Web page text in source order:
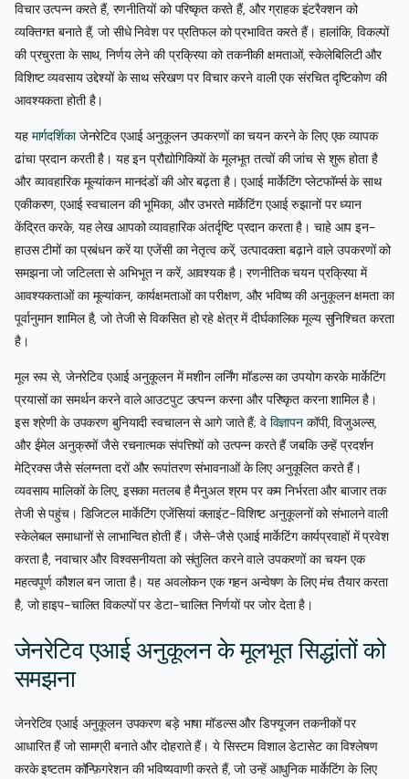
विचार उत्पन्न करते हैं, रणनीतियों को परिष्कृत करते हैं, और ग्राहक इंटरैक्शन को
व्यक्तिगत बनाते हैं, जो सीधे निवेश पर प्रतिफल को प्रभावित करते हैं। हालांकि, विकल्पों
की प्रचुरता के साथ, निर्णय लेने की प्रक्रिया को तकनीकी क्षमताओं, स्केलेबिलिटी और
विशिष्ट व्यवसाय उद्देश्यों के साथ संरेखण पर विचार करने वाली एक संरचित दृष्टिकोण की
आवश्यकता होती है।
यह मार्गदर्शिकाजेनरेटिव एआई अनुकूलन उपकरणों का चयन करने के लिए एक व्यापक
ढांचा प्रदान करती है। यह इन प्रौद्योगिकियों के मूलभूत तत्वों की जांच से शुरू होता है
और व्यावहारिक मूल्यांकन मानदंडों की ओर बढ़ता है। एआई मार्केटिंग प्लेटफॉर्म्स के साथ
एकीकरण, एआई स्वचालन की भूमिका, और उभरते मार्केटिंग एआई रुझानों पर ध्यान
केंद्रित करके, यह लेख आपको व्यावहारिक अंतर्दृष्टि प्रदान करता है। चाहे आप इन-
हाउस टीमों का प्रबंधन करें या एजेंसी का नेतृत्व करें, उत्पादकता बढ़ाने वाले उपकरणों को
समझना जो जटिलता से अभिभूत न करें, आवश्यक है। रणनीतिक चयन प्रक्रिया में
आवश्यकताओं का मूल्यांकन, कार्यक्षमताओं का परीक्षण, और भविष्य की अनुकूलन क्षमता का
पूर्वानुमान शामिल है, जो तेजी से विकसित हो रहे क्षेत्र में दीर्घकालिक मूल्य सुनिश्चित करता
है।
मूल रूप से, जेनरेटिव एआई अनुकूलन में मशीन लर्निंग मॉडल्स का उपयोग करके मार्केटिंग
प्रयासों का समर्थन करने वाले आउटपुट उत्पन्न करना और परिष्कृत करना शामिल है।
इस श्रेणी के उपकरण बुनियादी स्वचालन से आगे जाते हैं; वे विज्ञापन कॉपी, विजुअल्स,
और ईमेल अनुक्रमों जैसे रचनात्मक संपत्तियों को उत्पन्न करते हैं जबकि उन्हें प्रदर्शन
मेट्रिक्स जैसे संलग्नता दरों और रूपांतरण संभावनाओं के लिए अनुकूलित करते हैं।
व्यवसाय मालिकों के लिए, इसका मतलब है मैनुअल श्रम पर कम निर्भरता और बाजार तक
तेजी से पहुंच। डिजिटल मार्केटिंग एजेंसियां क्लाइंट-विशिष्ट अनुकूलनों को संभालने वाली
स्केलेबल समाधानों से लाभान्वित होती हैं। जैसे-जैसे एआई मार्केटिंग कार्यप्रवाहों में प्रवेश
करता है, नवाचार और विश्वसनीयता को संतुलित करने वाले उपकरणों का चयन एक
महत्वपूर्ण कौशल बन जाता है। यह अवलोकन एक गहन अन्वेषण के लिए मंच तैयार करता
है, जो हाइप-चालित विकल्पों पर डेटा-चालित निर्णयों पर जोर देता है।
जेनरेटिव एआई अनुकूलन के मूलभूत सिद्धांतों को
समझना
जेनरेटिव एआई अनुकूलन उपकरण बड़े भाषा मॉडल्स और डिफ्यूजन तकनीकों पर
आधारित हैं जो सामग्री बनाते और दोहराते हैं। ये सिस्टम विशाल डेटासेट का विश्लेषण
करके इष्टतम कॉन्फ़िगरेशन की भविष्यवाणी करते हैं, जो उन्हें आधुनिक मार्केटिंग के लिए